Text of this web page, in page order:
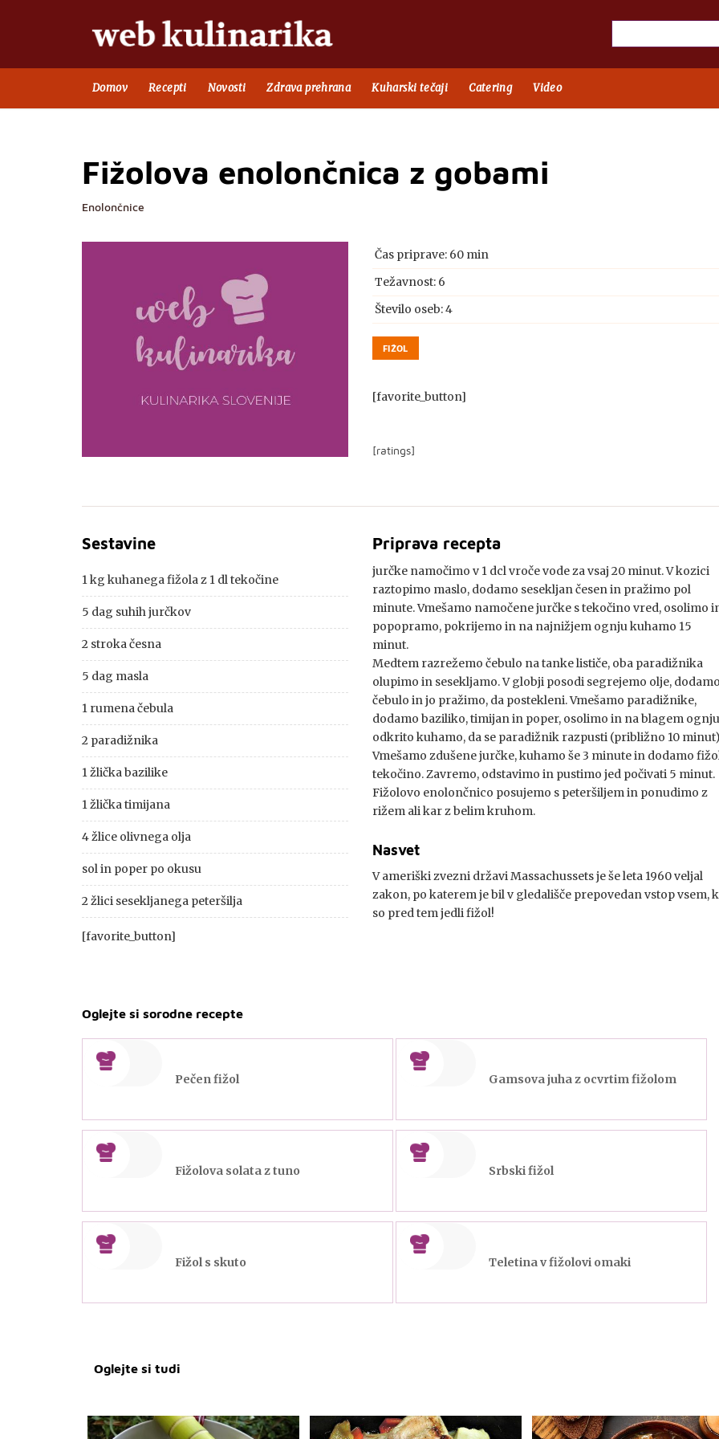
Domov Recepti Novosti Zdrava prehrana Kuharski tečaji Catering Video
Fižolova enolončnica z gobami
Enolončnice
Čas priprave: 60 min
Težavnost: 6
Število oseb:4
FIŽOL
[favorite_button]
[ratings]
Sestavine
1 kg kuhanega fižola z 1 dl tekočine
5 dag suhih jurčkov
2 stroka česna
5 dag masla
1 rumena čebula
2 paradižnika
1 žlička bazilike
1 žlička timijana
4 žlice olivnega olja
sol in poper po okusu
2 žlici sesekljanega peteršilja
[favorite_button]
Priprava recepta
jurčke namočimo v 1 dcl vroče vode za vsaj 20 minut. V kozici
raztopimo maslo, dodamo sesekljan česen in pražimo pol
minute. Vmešamo namočene jurčke s tekočino vred, osolimo
popopramo, pokrijemo in na najnižjem ognju kuhamo 15
minut.
Medtem razrežemo čebulo na tanke lističe, oba paradižnika
olupimo in sesekljamo. V globji posodi segrejemo olje, dodamo
čebulo in jo pražimo, da postekleni. Vmešamo paradižnike,
dodamo baziliko, timijan in poper, osolimo in na blagem ognju
odkrito kuhamo, da se paradižnik razpusti (približno 10
Vmešamo zdušene jurčke, kuhamo še 3 minute in dodamo
tekočino. Zavremo, odstavimo in pustimo jed počivati 5 minut.
Fižolovo enolončnico posujemo s peteršiljem in ponudimo z
rižem ali kar z belim kruhom.
Nasvet
V ameriški zvezni državi Massachussets je še leta 1960 veljal
zakon, po katerem je bil v gledališče prepovedan vstop vsem,
so pred tem jedli fižol!
Oglejte si sorodne recepte
Pečen fižol Gamsova juha z ocvrtim fižolom
Fižolova solata z tuno Srbski fižol
Fižol s skuto Teletina v fižolovi omaki
Oglejte si tudi